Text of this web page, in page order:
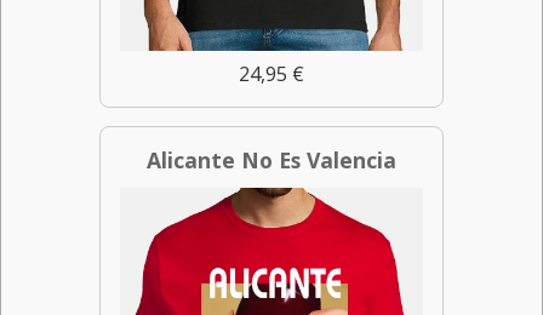
24,95 €
Alicante No Es Valencia